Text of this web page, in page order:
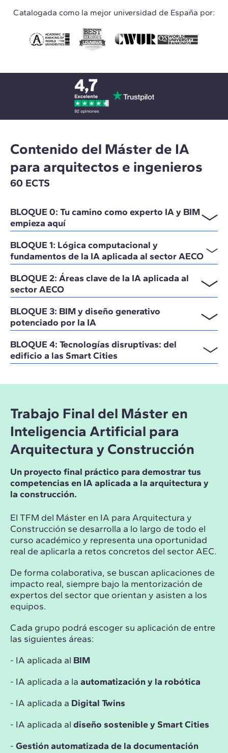
Catalogada como la mejor universidad de España por:
Contenido del Máster de IA
para arquitectos e ingenieros
60 ECTS
BLOQUE 0: Tu camino como experto IA y BIM
empieza aquí
BLOQUE 1: Lógica computacional y
fundamentos de la IA aplicada al sector AECO
BLOQUE 2: Áreas clave de la IA aplicada al
sector AECO
BLOQUE 3: BIM y diseño generativo
potenciado por la IA
BLOQUE 4: Tecnologías disruptivas: del
edificio a las Smart Cities
Trabajo Final del Máster en
Inteligencia Artificial para
Arquitectura y Construcción
Un proyecto final práctico para demostrar tus
competencias en IA aplicada a la arquitectura y
la construcción.
El TFM del Máster en IA para Arquitectura y
Construcción se desarrolla a lo largo de todo el
curso académico y representa una oportunidad
real de aplicarla a retos concretos del sector AEC.
De forma colaborativa, se buscan aplicaciones de
impacto real, siempre bajo la mentorización de
expertos del sector que orientan y asisten a los
equipos.
Cada grupo podrá escoger su aplicación de entre
las siguientes áreas:
- IA aplicada al BIM
- IA aplicada a la automatización y la robótica
- IA aplicada a Digital Twins
- IA aplicada al diseño sostenible y Smart Cities
- Gestión automatizada de la documentación